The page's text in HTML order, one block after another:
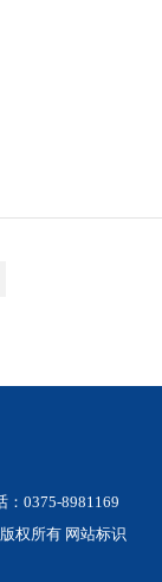
0375-8981169
权所有 网站标识